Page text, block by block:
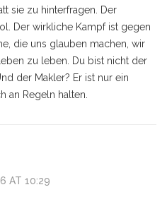
sie zu hinterfragen. Der
Der wirkliche Kampf ist gegen
die uns glauben machen, wir
zu leben. Du bist nicht der
der Makler? Er ist nur ein
an Regeln halten.
AT 10:29